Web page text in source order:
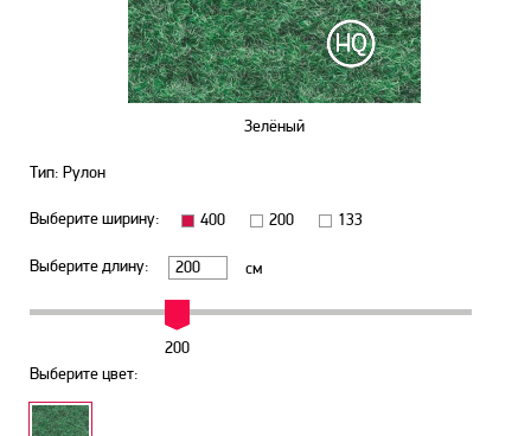
Зелёный
Тип: Рулон
Выберите ширину: 400 200 133
Выберите длину: см
200
Выберите цвет: